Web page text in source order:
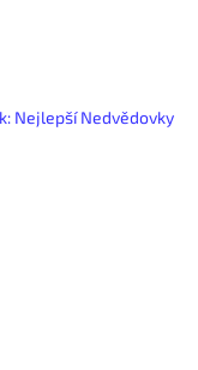
Nejlepší Nedvědovky